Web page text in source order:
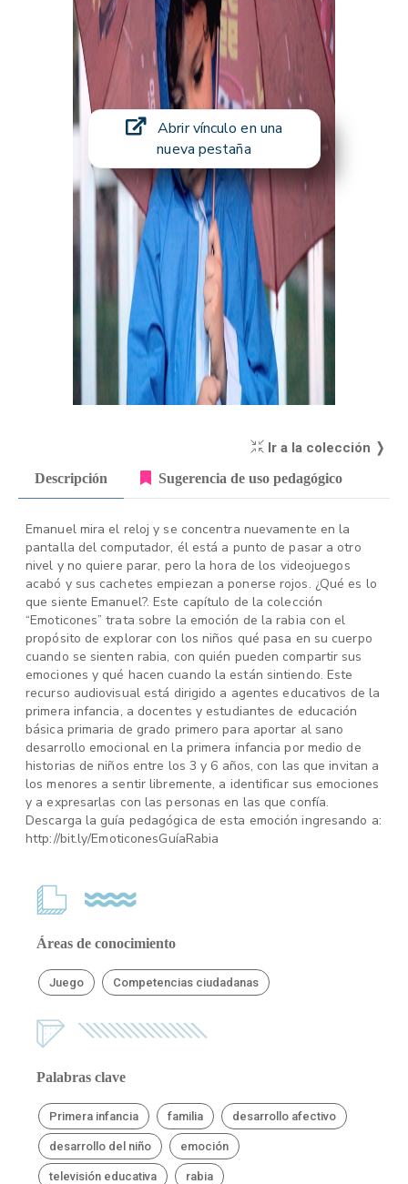
Abrir vínculo en una
nueva pestaña
Ir a la colección ❭
Descripción Sugerencia de uso pedagógico
Emanuel mira el reloj y se concentra nuevamente en la
pantalla del computador, él está a punto de pasar a otro
nivel y no quiere parar, pero la hora de los videojuegos
acabó y sus cachetes empiezan a ponerse rojos. ¿Qué es lo
que siente Emanuel?. Este capítulo de la colección
“Emoticones” trata sobre la emoción de la rabia con el
propósito de explorar con los niños qué pasa en su cuerpo
cuando se sienten rabia, con quién pueden compartir sus
emociones y qué hacen cuando la están sintiendo. Este
recurso audiovisual está dirigido a agentes educativos de la
primera infancia, a docentes y estudiantes de educación
básica primaria de grado primero para aportar al sano
desarrollo emocional en la primera infancia por medio de
historias de niños entre los 3 y 6 años, con las que invitan a
los menores a sentir libremente, a identificar sus emociones
y a expresarlas con las personas en las que confía.
Descarga la guía pedagógica de esta emoción ingresando a:
http://bit.ly/EmoticonesGuíaRabia
Áreas de conocimiento
Juego Competencias ciudadanas
Palabras clave
Primera infancia familia desarrollo afectivo
desarrollo del niño emoción
televisión educativa rabia